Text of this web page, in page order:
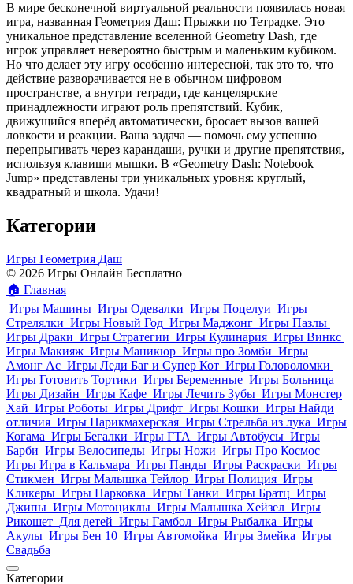
В мире бесконечной виртуальной реальности появилась новая
игра, названная Геометрия Даш: Прыжки по Тетрадке. Это
уникальное представление вселенной Geometry Dash, где
игрок управляет невероятно быстрым и маленьким кубиком.
Но что делает эту игру особенно интересной, так это то, что
действие разворачивается не в обычном цифровом
пространстве, а внутри тетради, где канцелярские
принадлежности играют роль препятствий. Кубик,
движущийся вперёд автоматически, бросает вызов вашей
ловкости и реакции. Ваша задача — помочь ему успешно
перепрыгивать через карандаши, ручки и другие препятствия,
используя клавиши мышки. В «Geometry Dash: Notebook
Jump» представлены три уникальных уровня: круглый,
квадратный и школа. Удачи!
Категории
Игры Геометрия Даш
© 2026 Игры Онлайн Бесплатно
🏠 Главная
Игры Машины Игры Одевалки Игры Поцелуи Игры
Стрелялки Игры Новый Год Игры Маджонг Игры Пазлы
Игры Драки Игры Стратегии Игры Кулинария Игры Винкс
Игры Макияж Игры Маникюр Игры про Зомби Игры
Амонг Ас Игры Леди Баг и Супер Кот Игры Головоломки
Игры Готовить Тортики Игры Беременные Игры Больница
Игры Дизайн Игры Кафе Игры Лечить Зубы Игры Монстер
Хай Игры Роботы Игры Дрифт Игры Кошки Игры Найди
отличия Игры Парикмахерская Игры Стрельба из лука Игры
Когама Игры Бегалки Игры ГТА Игры Автобусы Игры
Барби Игры Велосипеды Игры Ножи Игры Про Космос
Игры Игра в Кальмара Игры Панды Игры Раскраски Игры
Стикмен Игры Малышка Тейлор Игры Полиция Игры
Кликеры Игры Парковка Игры Танки Игры Братц Игры
Джипы Игры Мотоциклы Игры Малышка Хейзел Игры
Рикошет Для детей Игры Гамбол Игры Рыбалка Игры
Акулы Игры Бен 10 Игры Автомойка Игры Змейка Игры
Свадьба
Категории